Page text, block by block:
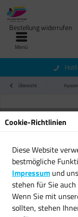
Menü
Bestellung widerrufen
Übersicht
Cookie-Richtlinien
Diese Website
bestmögliche
Impressum und
stehen für Sie
Wenn Sie mit
sollten, stehen